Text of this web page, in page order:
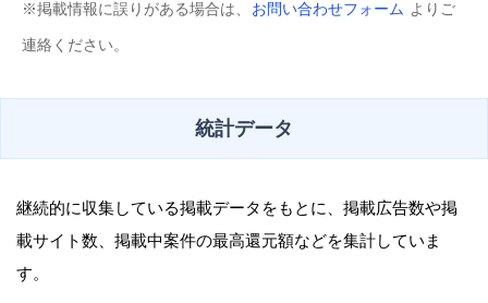
※掲載情報に誤りがある場合は、 お問い合わせフォーム よりご
連絡ください。
統計データ
継続的に収集している掲載データをもとに、掲載広告数や掲
載サイト数、掲載中案件の最高還元額などを集計していま
す。